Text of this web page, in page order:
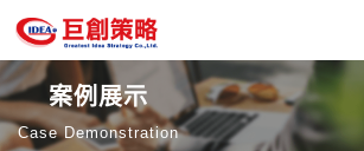
案例展示
Case Demonstration